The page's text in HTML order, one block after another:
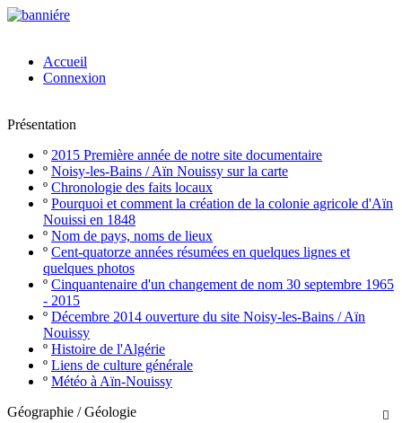
Accueil
Connexion
Présentation
º 2015 Première année de notre site documentaire
º Noisy-les-Bains / Aïn Nouissy sur la carte
º Chronologie des faits locaux
º Pourquoi et comment la création de la colonie agricole d'Aïn
Nouissi en 1848
º Nom de pays, noms de lieux
º Cent-quatorze années résumées en quelques lignes et
quelques photos
º Cinquantenaire d'un changement de nom 30 septembre 1965
- 2015
º Décembre 2014 ouverture du site Noisy-les-Bains / Aïn
Nouissy
º Histoire de l'Algérie
º Liens de culture générale
º Météo à Aïn-Nouissy

Géographie / Géologie